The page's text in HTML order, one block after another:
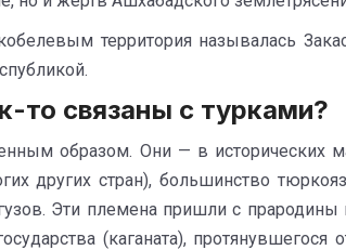
территория называлась
то связаны с турками?
образом. Они — в исторических
других стран), большинство
Эти племена пришли с
(каганата),